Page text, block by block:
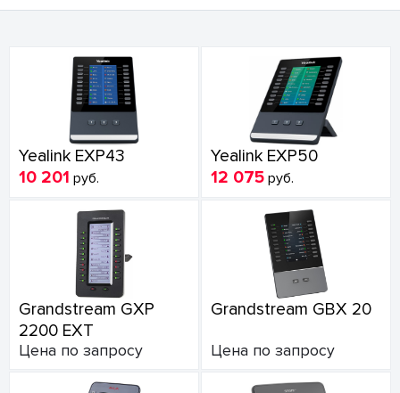
Yealink EXP43
10 201 руб.
Yealink EXP50
12 075 руб.
Grandstream GXP
2200 EXT
Цена по запросу
Grandstream GBX 20
Цена по запросу